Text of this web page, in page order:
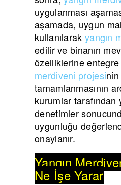
uygulanması
aşamada, uygun
kullanılarak yangın
edilir ve binanın
özelliklerine
merdiveni projesinin
tamamlanmasının
kurumlar tarafından
denetimler
uygunluğu
onaylanır.
Yangın
Ne İşe Yarar